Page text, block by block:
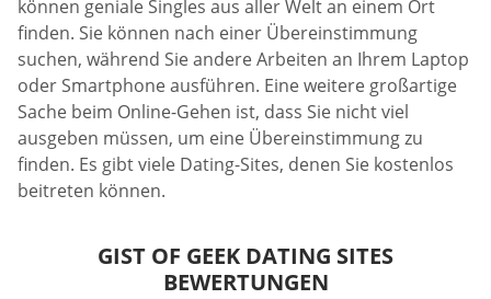
können geniale Singles aus aller Welt an einem Ort
finden. Sie können nach einer Übereinstimmung
suchen, während Sie andere Arbeiten an Ihrem Laptop
oder Smartphone ausführen. Eine weitere großartige
Sache beim Online-Gehen ist, dass Sie nicht viel
ausgeben müssen, um eine Übereinstimmung zu
finden. Es gibt viele Dating-Sites, denen Sie kostenlos
beitreten können.
GIST OF GEEK DATING SITES
BEWERTUNGEN